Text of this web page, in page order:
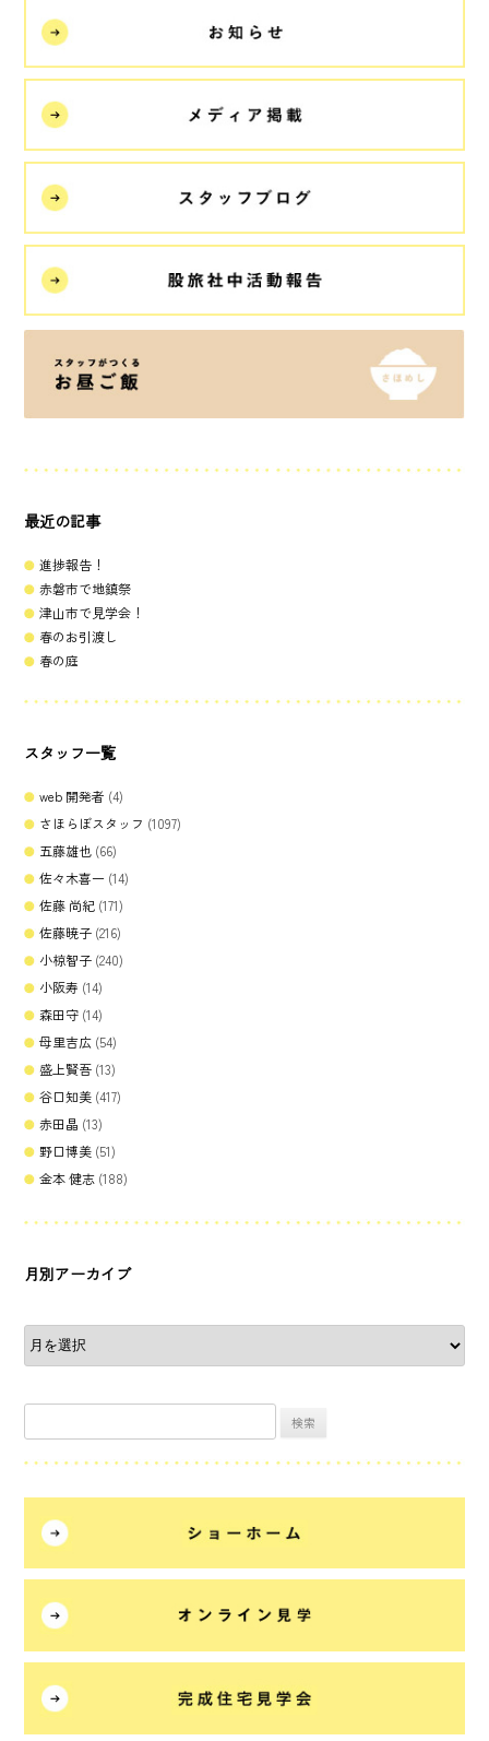
最近の記事
進捗報告！
赤磐市で地鎮祭
津山市で見学会！
春のお引渡し
春の庭
スタッフ一覧
web 開発者 (4)
さほらぼスタッフ (1097)
五藤雄也 (66)
佐々木喜一 (14)
佐藤 尚紀 (171)
佐藤暁子 (216)
小椋智子 (240)
小阪寿 (14)
森田守 (14)
母里吉広 (54)
盛上賢吾 (13)
谷口知美 (417)
赤田晶 (13)
野口博美 (51)
金本 健志 (188)
月別アーカイブ